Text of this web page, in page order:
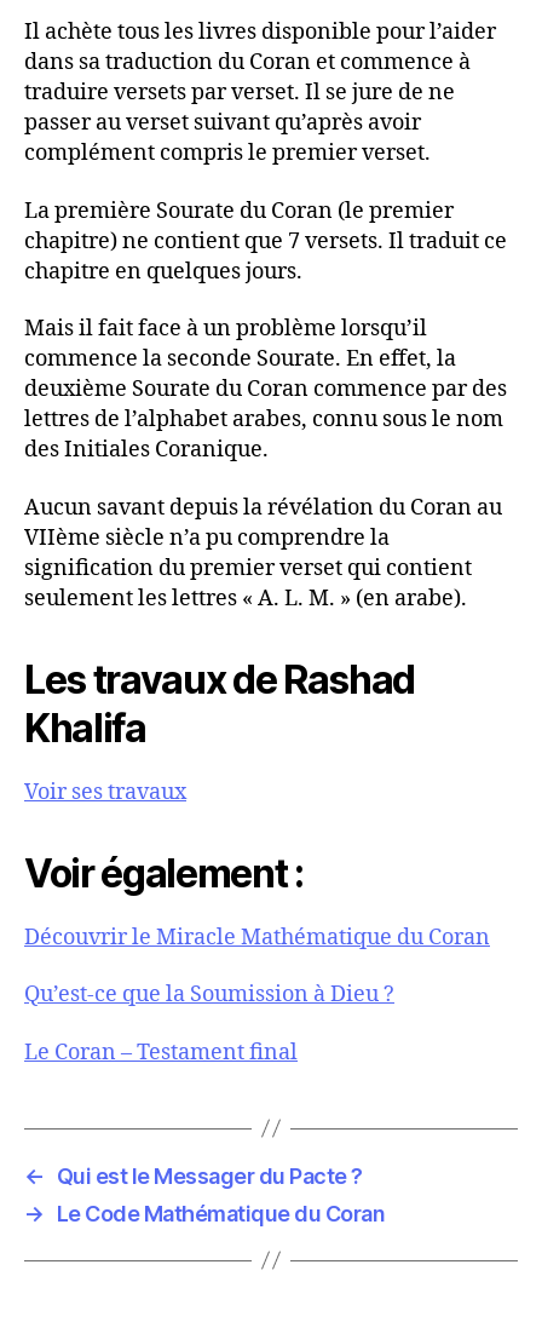
Il achète tous les livres disponible pour l’aider
dans sa traduction du Coran et commence à
traduire versets par verset. Il se jure de ne
passer au verset suivant qu’après avoir
complément compris le premier verset.
La première Sourate du Coran (le premier
chapitre) ne contient que 7 versets. Il traduit ce
chapitre en quelques jours.
Mais il fait face à un problème lorsqu’il
commence la seconde Sourate. En effet, la
deuxième Sourate du Coran commence par des
lettres de l’alphabet arabes, connu sous le nom
des Initiales Coranique.
Aucun savant depuis la révélation du Coran au
VIIème siècle n’a pu comprendre la
signification du premier verset qui contient
seulement les lettres « A. L. M. » (en arabe).
Les travaux de Rashad
Khalifa
Voir ses travaux
Voir également :
Découvrir le Miracle Mathématique du Coran
Qu’est-ce que la Soumission à Dieu ?
Le Coran – Testament final
←
Qui est le Messager du Pacte ?
→
Le Code Mathématique du Coran